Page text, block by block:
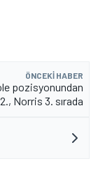
ÖNCEKI HABER
pozisyonundan
Norris 3. sırada